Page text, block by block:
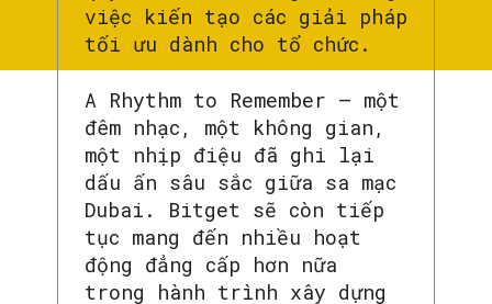
việc kiến tạo các giải pháp
tối ưu dành cho tổ chức.
A Rhythm to Remember – một
đêm nhạc, một không gian,
một nhịp điệu đã ghi lại
dấu ấn sâu sắc giữa sa mạc
Dubai. Bitget sẽ còn tiếp
tục mang đến nhiều hoạt
động đẳng cấp hơn nữa
trong hành trình xây dựng